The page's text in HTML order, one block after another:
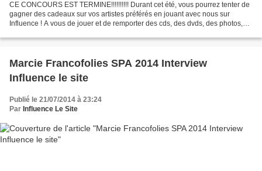
CE CONCOURS EST TERMINE!!!!!!!!!! Durant cet été, vous pourrez tenter de
gagner des cadeaux sur vos artistes préférés en jouant avec nous sur
Influence ! A vous de jouer et de remporter des cds, des dvds, des photos,
Marcie Francofolies SPA 2014 Interview
Influence le site
Publié le 21/07/2014 à 23:24
Par Influence Le Site